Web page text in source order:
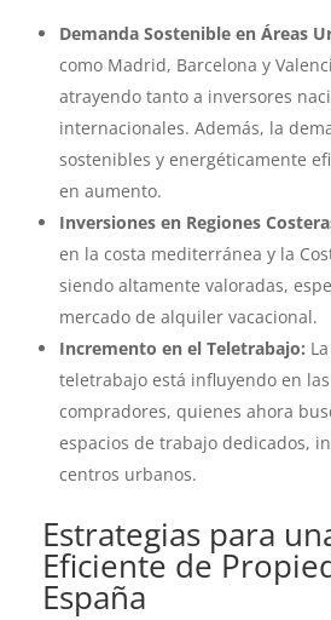
Demanda Sostenible en Áreas
como Madrid, Barcelona y
atrayendo tanto a inversores
internacionales. Además, la
sostenibles y energéticamente
en aumento.
Inversiones en Regiones
en la costa mediterránea y la
siendo altamente valoradas,
mercado de alquiler vacacional.
Incremento en el Teletrabajo:
teletrabajo está influyendo en
compradores, quienes ahora
espacios de trabajo dedicados,
centros urbanos.
Estrategias para
Eficiente de
España